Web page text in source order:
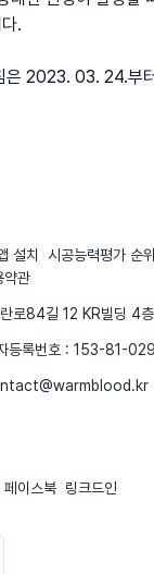
.
은 2023. 03. 24.부
설치 시공능력평가 순위
약관
로84길 12 KR빌딩 4층
등록번호 : 153-81-
페이스북 링크드인